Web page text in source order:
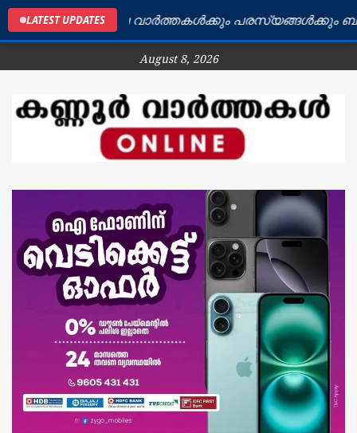
LATEST UPDATES
ജില്ലയിലെ വാർത്തകൾക്കും പരസ്യങ്ങൾക്കും
August 8, 2026